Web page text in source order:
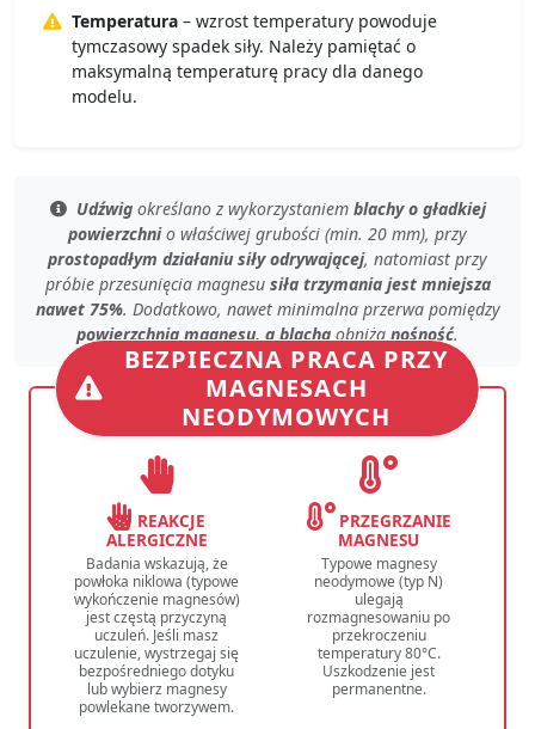
Temperatura – wzrost temperatury powoduje
tymczasowy spadek siły. Należy pamiętać o
maksymalną temperaturę pracy dla danego
modelu.
Udźwigokreślano z wykorzystaniem blachy o gładkiej
powierzchnio właściwej grubości (min. 20 mm), przy
prostopadłym działaniu siły odrywającej, natomiast przy
próbie przesunięcia magnesu siła trzymania jest mniejsza
nawet 75%. Dodatkowo, nawet minimalna przerwapomiędzy
powierzchnią magnesu, a blachą obniża nośność.
BEZPIECZNA PRACA PRZY
MAGNESACH
NEODYMOWYCH
REAKCJE
ALERGICZNE
Badania wskazują, że
powłoka niklowa (typowe
wykończenie magnesów)
jest częstą przyczyną
uczuleń. Jeśli masz
uczulenie, wystrzegaj się
bezpośredniego dotyku
lub wybierz magnesy
powlekane tworzywem.
PRZEGRZANIE
MAGNESU
Typowe magnesy
neodymowe (typ N)
ulegają
rozmagnesowaniu po
przekroczeniu
temperatury 80°C.
Uszkodzenie jest
permanentne.